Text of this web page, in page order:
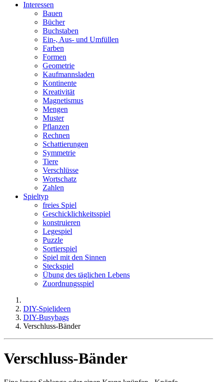
Interessen
Bauen
Bücher
Buchstaben
Ein-, Aus- und Umfüllen
Farben
Formen
Geometrie
Kaufmannsladen
Kontinente
Kreativität
Magnetismus
Mengen
Muster
Pflanzen
Rechnen
Schattierungen
Symmetrie
Tiere
Verschlüsse
Wortschatz
Zahlen
Spieltyp
freies Spiel
Geschicklichkeitsspiel
konstruieren
Legespiel
Puzzle
Sortierspiel
Spiel mit den Sinnen
Steckspiel
Übung des täglichen Lebens
Zuordnungsspiel
DIY-Spielideen
DIY-Busybags
Verschluss-Bänder
Verschluss-Bänder